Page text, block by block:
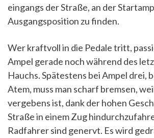
eingangs der Straße, an der
Ausgangsposition zu finden.
Wer kraftvoll in die Pedale tritt,
Ampel gerade noch während des
Hauchs. Spätestens bei Ampel drei,
Atem, muss man scharf bremsen,
vergebens ist, dank der hohen
Straße in einem Zug
Radfahrer sind genervt. Es wird